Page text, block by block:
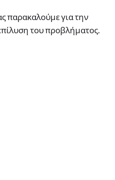
παρακαλούμε για την
του προβλήματος.